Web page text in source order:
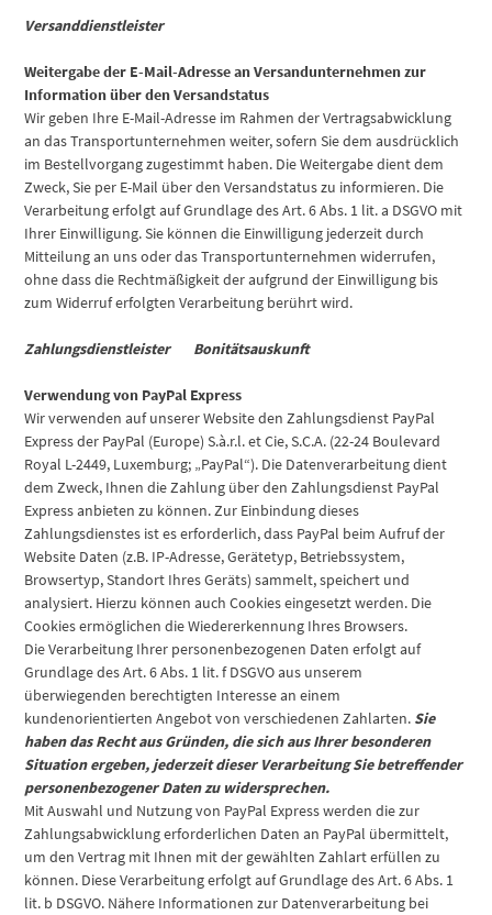
Versanddienstleister
Weitergabe der E-Mail-Adresse an Versandunternehmen zur
Information über den Versandstatus
Wir geben Ihre E-Mail-Adresse im Rahmen der Vertragsabwicklung
an das Transportunternehmen weiter, sofern Sie dem ausdrücklich
im Bestellvorgang zugestimmt haben. Die Weitergabe dient dem
Zweck, Sie per E-Mail über den Versandstatus zu informieren. Die
Verarbeitung erfolgt auf Grundlage des Art. 6 Abs. 1 lit. a DSGVO mit
Ihrer Einwilligung. Sie können die Einwilligung jederzeit durch
Mitteilung an uns oder das Transportunternehmen widerrufen,
ohne dass die Rechtmäßigkeit der aufgrund der Einwilligung bis
zum Widerruf erfolgten Verarbeitung berührt wird.
Zahlungsdienstleister Bonitätsauskunft
Verwendung von PayPal Express
Wir verwenden auf unserer Website den Zahlungsdienst PayPal
Express der PayPal (Europe) S.à.r.l. et Cie, S.C.A. (22-24 Boulevard
Royal L-2449, Luxemburg; „PayPal“). Die Datenverarbeitung dient
dem Zweck, Ihnen die Zahlung über den Zahlungsdienst PayPal
Express anbieten zu können. Zur Einbindung dieses
Zahlungsdienstes ist es erforderlich, dass PayPal beim Aufruf der
Website Daten (z.B. IP-Adresse, Gerätetyp, Betriebssystem,
Browsertyp, Standort Ihres Geräts) sammelt, speichert und
analysiert. Hierzu können auch Cookies eingesetzt werden. Die
Cookies ermöglichen die Wiedererkennung Ihres Browsers.
Die Verarbeitung Ihrer personenbezogenen Daten erfolgt auf
Grundlage des Art. 6 Abs. 1 lit. f DSGVO aus unserem
überwiegenden berechtigten Interesse an einem
kundenorientierten Angebot von verschiedenen Zahlarten. Sie
haben das Recht aus Gründen, die sich aus Ihrer besonderen
Situation ergeben, jederzeit dieser Verarbeitung Sie betreffender
personenbezogener Daten zu widersprechen.
Mit Auswahl und Nutzung von PayPal Express werden die zur
Zahlungsabwicklung erforderlichen Daten an PayPal übermittelt,
um den Vertrag mit Ihnen mit der gewählten Zahlart erfüllen zu
können. Diese Verarbeitung erfolgt auf Grundlage des Art. 6 Abs. 1
lit. b DSGVO. Nähere Informationen zur Datenverarbeitung bei